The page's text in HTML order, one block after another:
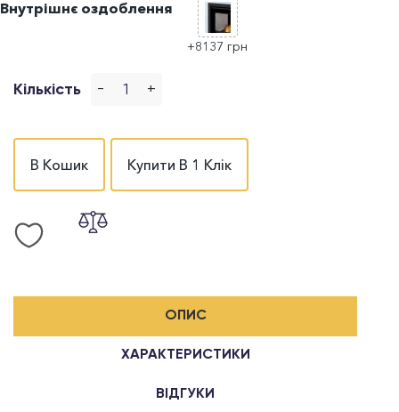
Внутрішнє оздоблення
+8137 грн
Кількість - +
В Кошик Купити В 1 Клік
ОПИС
ХАРАКТЕРИСТИКИ
ВІДГУКИ